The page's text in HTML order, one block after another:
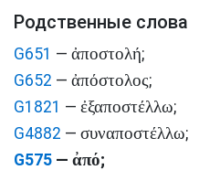
Родственные слова
G651 — ἀποστολή;
G652 — ἀπόστολος;
G1821 — ἐξαποστέλλω;
G4882 — συναποστέλλω;
G575 — ἀπό;